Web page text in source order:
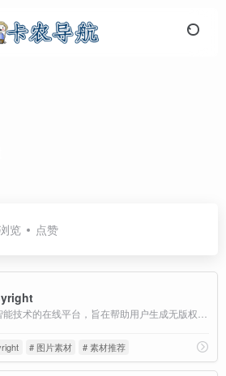
览 点赞
# 图片素材 # 素材推荐